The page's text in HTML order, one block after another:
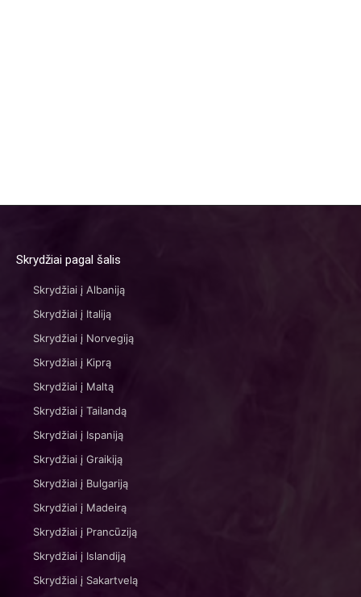
Skrydžiai pagal šalis
Skrydžiai į Albaniją
Skrydžiai į Italiją
Skrydžiai į Norvegiją
Skrydžiai į Kiprą
Skrydžiai į Maltą
Skrydžiai į Tailandą
Skrydžiai į Ispaniją
Skrydžiai į Graikiją
Skrydžiai į Bulgariją
Skrydžiai į Madeirą
Skrydžiai į Prancūziją
Skrydžiai į Islandiją
Skrydžiai į Sakartvelą